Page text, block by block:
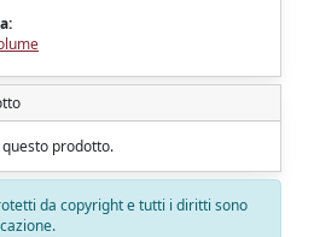
prodotto.
da copyright e tutti i diritti sono